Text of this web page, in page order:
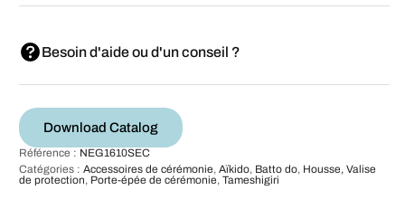
Besoin d'aide ou d'un conseil ?
Download Catalog
Référence : NEG1610SEC
Catégories : Accessoires de cérémonie, Aïkido, Batto do, Housse, Valise
de protection, Porte-épée de cérémonie, Tameshigiri